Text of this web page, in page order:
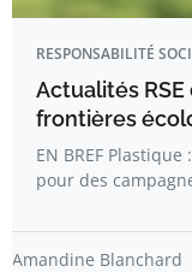
RESPONSABILITÉ
Actualités
frontières
EN BREF
pour des
Amandine Blanchard